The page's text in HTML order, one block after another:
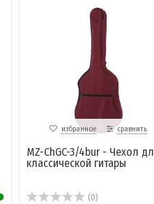
избранное сравнить
MZ-ChGC-3/4bur​ - Чехол
классической гитары
(0)